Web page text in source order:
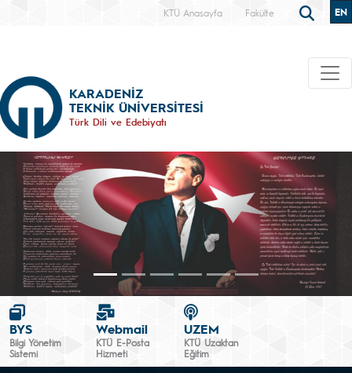
KTÜ Anasayfa Fakülte EN
KARADENİZ
TEKNİK ÜNİVERSİTESİ
Türk Dili ve Edebiyatı
BYS
Bilgi Yönetim
Sistemi
Webmail
KTÜ E-Posta
Hizmeti
UZEM
KTÜ Uzaktan
Eğitim